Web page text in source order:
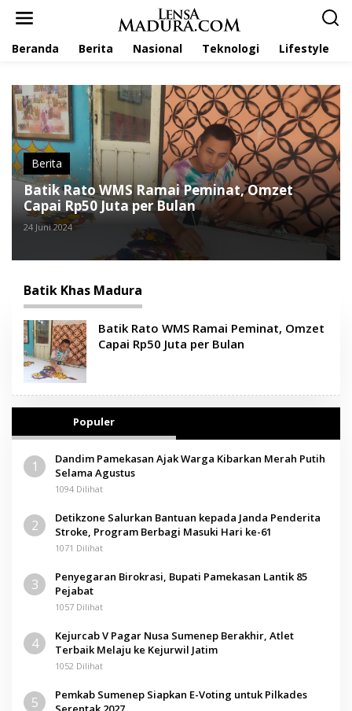
Beranda Berita Nasional Teknologi Lifestyle
Berita
Batik Rato WMS Ramai Peminat, Omzet
Capai Rp50 Juta per Bulan
24 Juni 2024
Batik Khas Madura
Batik Rato WMS Ramai Peminat, Omzet
Capai Rp50 Juta per Bulan
Populer
1
Dandim Pamekasan Ajak Warga Kibarkan Merah Putih
Selama Agustus
1094 Dilihat
2
Detikzone Salurkan Bantuan kepada Janda Penderita
Stroke, Program Berbagi Masuki Hari ke-61
1071 Dilihat
3
Penyegaran Birokrasi, Bupati Pamekasan Lantik 85
Pejabat
1057 Dilihat
4
Kejurcab V Pagar Nusa Sumenep Berakhir, Atlet
Terbaik Melaju ke Kejurwil Jatim
1052 Dilihat
5
Pemkab Sumenep Siapkan E-Voting untuk Pilkades